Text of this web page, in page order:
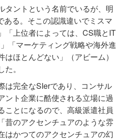
タントという名前でいるが、明
ある。そこの認識違いでミスマ
「上位者によっては、CS職とIT
「マーケティング戦略や海外進
ほとんどない」（アビーム）
。
は完全なSIerであり、コンサル
ント企業に酷使される立場に過
ことになるので、高級派遣社員
昔のアクセンチュアのような雰
はかつてのアクセンチュアの幻